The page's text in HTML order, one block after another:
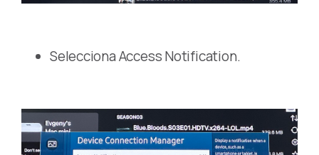
Selecciona Access Notification.